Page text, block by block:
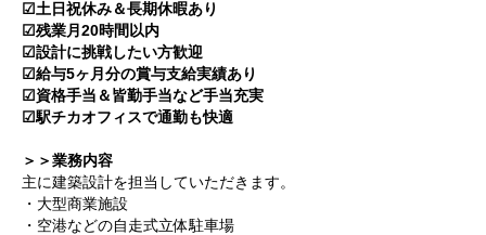
☑土日祝休み＆長期休暇あり
☑残業月20時間以内
☑設計に挑戦したい方歓迎
☑給与5ヶ月分の賞与支給実績あり
☑資格手当＆皆勤手当など手当充実
☑駅チカオフィスで通勤も快適
＞＞業務内容
主に建築設計を担当していただきます。
・大型商業施設
・空港などの自走式立体駐車場